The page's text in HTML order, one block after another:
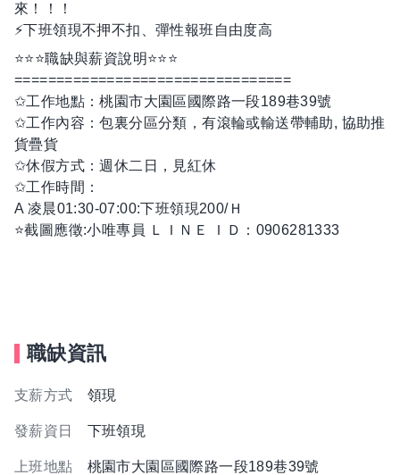
來！！！
⚡下班領現不押不扣、彈性報班自由度高
⭐️⭐️⭐️職缺與薪資說明⭐️⭐️⭐️
=================================
✩工作地點：桃園市大園區國際路一段189巷39號
✩工作內容：包裏分區分類，有滾輪或輸送帶輔助, 協助推
貨疊貨
✩休假方式：週休二日，見紅休
✩工作時間：
A 凌晨01:30-07:00:下班領現200/Ｈ
⭐️截圖應徵:小唯專員 ＬＩＮＥ ＩＤ：0906281333
職缺資訊
支薪方式 領現
發薪資日 下班領現
上班地點 桃園市大園區國際路一段189巷39號